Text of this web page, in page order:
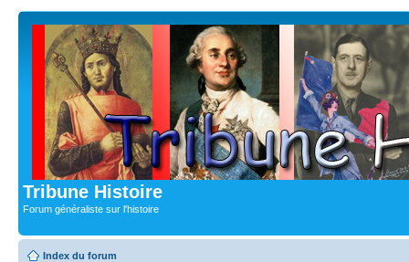
Tribune Histoire
Forum généraliste sur l'histoire
Index du forum